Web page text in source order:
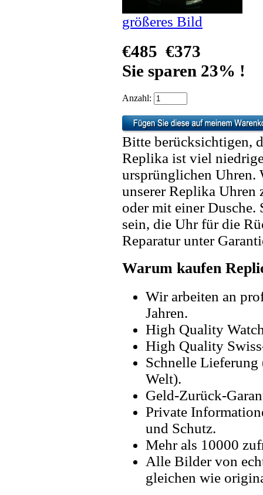
größeres Bild
€485 €373
Sie sparen 23% !
Anzahl:
Bitte berücksichtigen,
Replika ist viel
ursprünglichen Uhren.
unserer Replika Uhren
oder mit einer
sein, die Uhr für die
Reparatur unter
Warum kaufen
Wir arbeiten an
Jahren.
High Quality
High Quality
Schnelle Lieferung
Welt).
Geld-Zurück-
Private
und Schutz.
Mehr als 10000
Alle Bilder von
gleichen wie